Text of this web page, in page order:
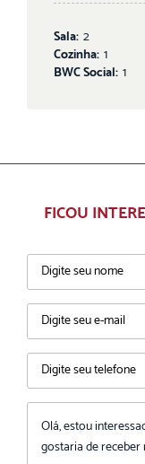
Sala: 2
Cozinha: 1
BWC Social: 1
FICOU